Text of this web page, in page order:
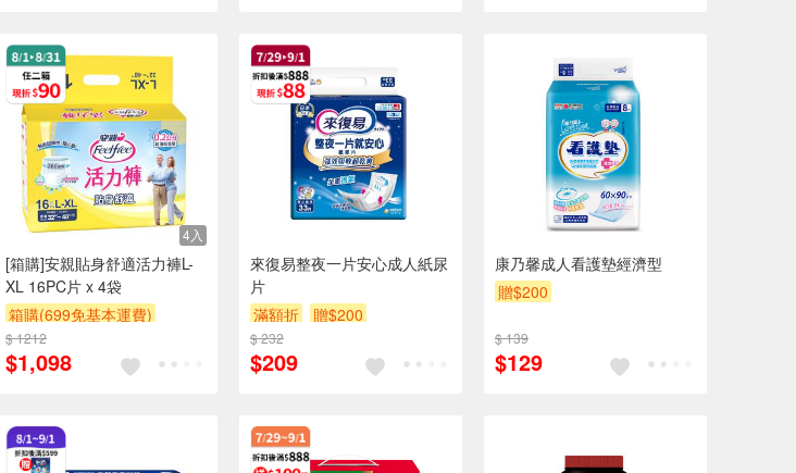
4入
[箱購]安親貼身舒適活力褲L-
XL 16PC片 x 4袋
箱購(699免基本運費)
滿件折
$ 1212
$1,098
來復易整夜一片安心成人紙尿
片
滿額折
贈$200
$ 232
$209
康乃馨成人看護墊經濟型
贈$200
$ 139
$129